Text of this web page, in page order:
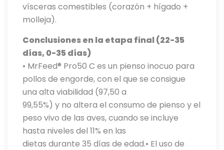
vísceras comestibles (corazón + hígado +
molleja).
Conclusiones en la etapa final (22-35
días, 0-35 días)
• MrFeed® Pro50 C es un pienso inocuo para
pollos de engorde, con el que se consigue
una alta viabilidad (97,50 a
99,55%) y no altera el consumo de pienso y el
peso vivo de las aves, cuando se incluye
hasta niveles del 11% en las
dietas durante 35 días de edad.• El uso de